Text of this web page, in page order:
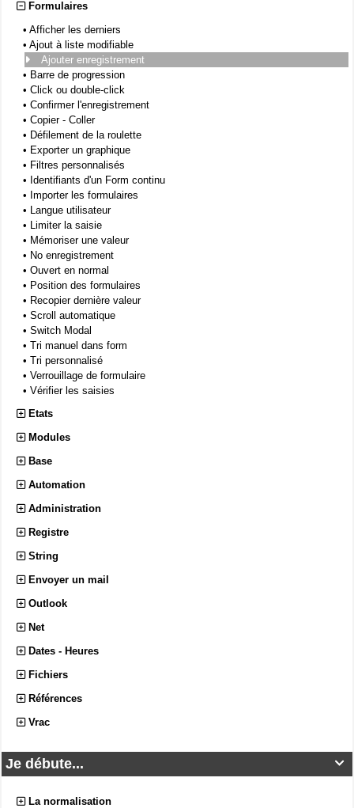
Formulaires
• Afficher les derniers
• Ajout à liste modifiable
Ajouter enregistrement
• Barre de progression
• Click ou double-click
• Confirmer l'enregistrement
• Copier - Coller
• Défilement de la roulette
• Exporter un graphique
• Filtres personnalisés
• Identifiants d'un Form continu
• Importer les formulaires
• Langue utilisateur
• Limiter la saisie
• Mémoriser une valeur
• No enregistrement
• Ouvert en normal
• Position des formulaires
• Recopier dernière valeur
• Scroll automatique
• Switch Modal
• Tri manuel dans form
• Tri personnalisé
• Verrouillage de formulaire
• Vérifier les saisies
Etats
Modules
Base
Automation
Administration
Registre
String
Envoyer un mail
Outlook
Net
Dates - Heures
Fichiers
Références
Vrac

Je débute...
La normalisation